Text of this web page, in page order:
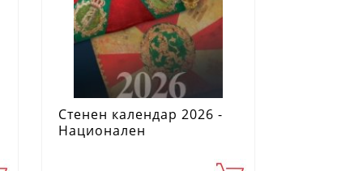
Стенен календар 2026 -
Национален